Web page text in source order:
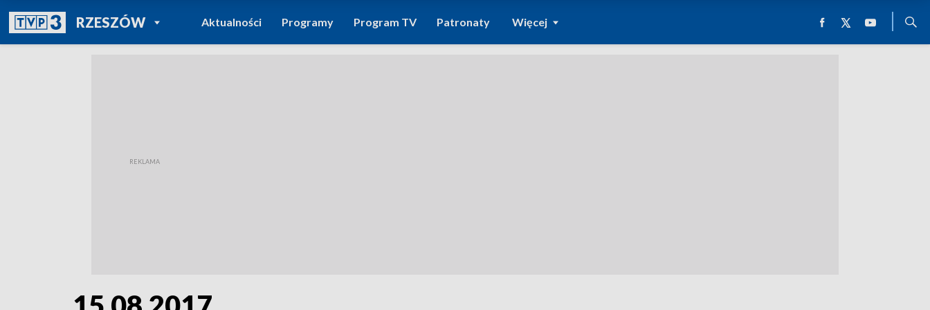
RZESZÓWPOWRÓT DO
TVP REGIONY
Aktualności Programy Program TV Patronaty Więcej